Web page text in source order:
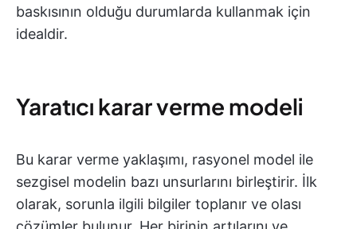
baskısının olduğu durumlarda kullanmak için
idealdir.
Yaratıcı karar verme modeli
Bu karar verme yaklaşımı, rasyonel model ile
sezgisel modelin bazı unsurlarını birleştirir. İlk
olarak, sorunla ilgili bilgiler toplanır ve olası